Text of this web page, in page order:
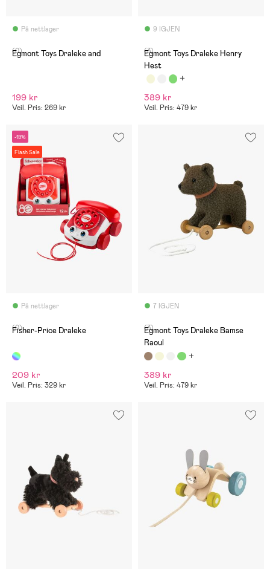
På nettlager
(0)
Egmont Toys Draleke and
199 kr
Veil. Pris: 269 kr
9 IGJEN
(3)
Egmont Toys Draleke Henry
Hest
389 kr
Veil. Pris: 479 kr
-19%
Flash Sale
På nettlager
(0)
Fisher-Price Draleke
209 kr
Veil. Pris: 329 kr
7 IGJEN
(3)
Egmont Toys Draleke Bamse
Raoul
389 kr
Veil. Pris: 479 kr